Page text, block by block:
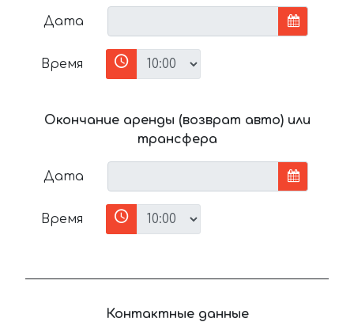
Дата
Время
Окончание аренды (возврат авто) или
трансфера
Дата
Время
Контактные данные